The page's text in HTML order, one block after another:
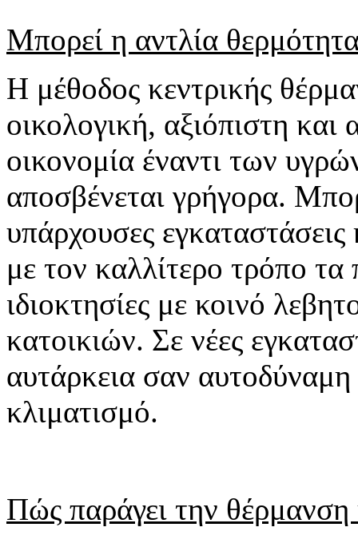
Μπορεί η αντλία
Η μέθοδος κεντρικής
οικολογική, αξιόπιστη και
οικονομία έναντι των
αποσβένεται γρήγορα.
υπάρχουσες εγκαταστάσεις
με τον καλλίτερο τρόπο
ιδιοκτησίες με κοινό
κατοικιών. Σε νέες
αυτάρκεια σαν
κλιματισμό.
Πώς παράγει την θέρμανση